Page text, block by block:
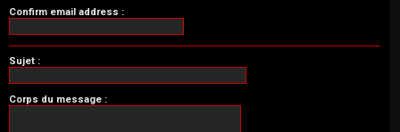
Confirm email address :
Sujet :
Corps du message :